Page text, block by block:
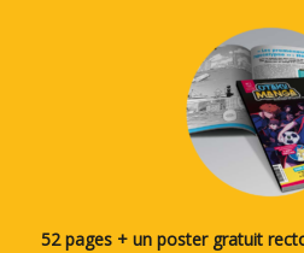
52 pages + un poster gratuit